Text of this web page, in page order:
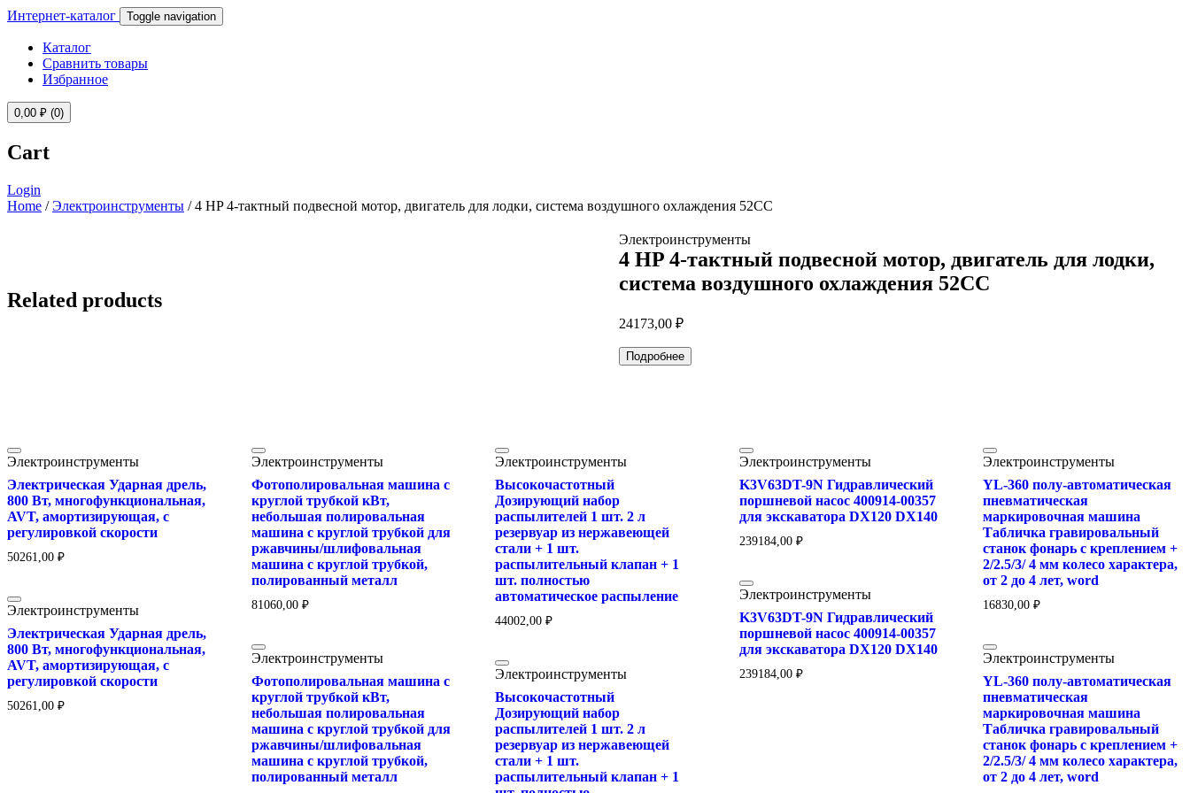
Интернет-каталог Toggle navigation
Каталог
Сравнить товары
Избранное
0,00 ₽ (0)
Cart
Login
Home /Электроинструменты / 4 HP 4-тактный подвесной мотор, двигатель для лодки, система воздушного охлаждения 52CC
Электроинструменты
4 HP 4-тактный подвесной мотор, двигатель для лодки,
система воздушного охлаждения 52CC
24173,00 ₽
Подробнее
Related products
Электроинструменты
Электрическая Ударная дрель,
800 Вт, многофункциональная,
AVT, амортизирующая, с
регулировкой скорости
50261,00 ₽
Электроинструменты
Электрическая Ударная дрель,
800 Вт, многофункциональная,
AVT, амортизирующая, с
регулировкой скорости
50261,00 ₽
Электроинструменты
Фотополировальная машина с
круглой трубкой кВт,
небольшая полировальная
машина с круглой трубкой для
ржавчины/шлифовальная
машина с круглой трубкой,
полированный металл
81060,00 ₽
Электроинструменты
Фотополировальная машина с
круглой трубкой кВт,
небольшая полировальная
машина с круглой трубкой для
ржавчины/шлифовальная
машина с круглой трубкой,
полированный металл
Электроинструменты
Высокочастотный
Дозирующий набор
распылителей 1 шт. 2 л
резервуар из нержавеющей
стали + 1 шт.
распылительный клапан + 1
шт. полностью
автоматическое распыление
44002,00₽
Электроинструменты
Высокочастотный
Дозирующий набор
распылителей 1 шт. 2 л
резервуар из нержавеющей
стали + 1 шт.
распылительный клапан + 1
Электроинструменты
K3V63DT-9N Гидравлический
поршневой насос 400914-00357
для экскаватора DX120 DX140
239184,00 ₽
Электроинструменты
K3V63DT-9N Гидравлический
поршневой насос 400914-00357
для экскаватора DX120 DX140
239184,00 ₽
Электроинструменты
YL-360 полу-автоматическая
пневматическая
маркировочная машина
Табличка гравировальный
станок фонарь с креплением +
2/2.5/3/ 4 мм колесо характера,
от 2 до 4 лет, word
16830,00₽
Электроинструменты
YL-360 полу-автоматическая
пневматическая
маркировочная машина
Табличка гравировальный
станок фонарь с креплением +
2/2.5/3/ 4 мм колесо характера,
от 2 до 4 лет, word